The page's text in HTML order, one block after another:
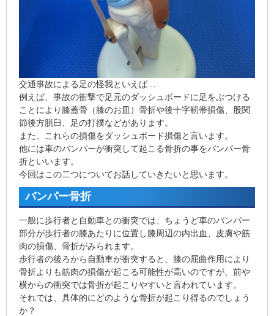
交通事故による足の怪我といえば…
例えば、事故の衝撃で足元のダッシュボードに足をぶつける
ことにより膝蓋骨（膝のお皿）骨折や後十字靭帯損傷、股関
節後方脱臼、足の打撲などがあります。
また、これらの損傷をダッシュボード損傷と言います。
他には車のバンパーが衝突して起こる骨折の事をバンパー骨
折といいます。
今回はこの二つについてお話していきたいと思います。
バンパー骨折
一般に歩行者と自動車との衝突では、ちょうど車のバンパー
部分が歩行者の膝あたりに位置し膝周辺の内出血、皮膚や筋
肉の損傷、骨折がみられます。
歩行者の後ろから自動車が衝突すると、膝の屈曲作用により
骨折よりも筋肉の損傷が起こる可能性が高いのですが、前や
横からの衝突では骨折が起こりやすいと言われています。
それでは、具体的にどのような骨折が起こり得るのでしょう
か？